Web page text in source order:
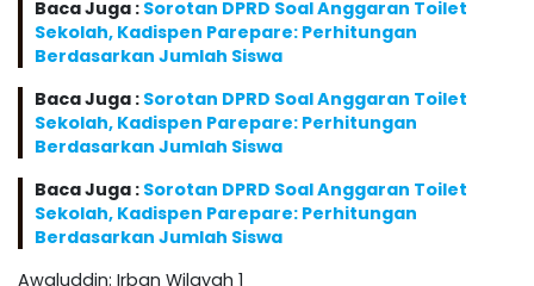
Baca Juga : Sorotan DPRD Soal Anggaran Toilet
Sekolah, Kadispen Parepare: Perhitungan
Berdasarkan Jumlah Siswa
Baca Juga : Sorotan DPRD Soal Anggaran Toilet
Sekolah, Kadispen Parepare: Perhitungan
Berdasarkan Jumlah Siswa
Baca Juga : Sorotan DPRD Soal Anggaran Toilet
Sekolah, Kadispen Parepare: Perhitungan
Berdasarkan Jumlah Siswa
Awaluddin: Irban Wilayah 1